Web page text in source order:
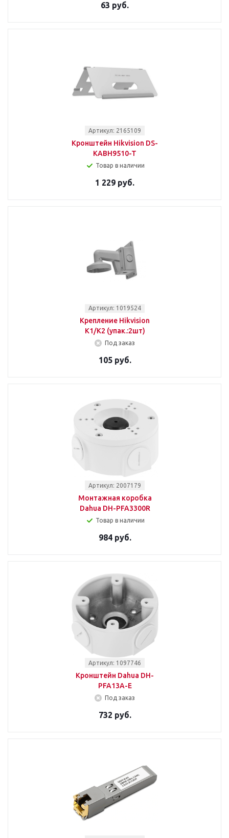
63 руб.
Артикул: 2165109
Кронштейн Hikvision DS-
KABH9510-T
Товар в наличии
1 229 руб.
Артикул: 1019524
Крепление Hikvision
K1/K2 (упак.:2шт)
Под заказ
105 руб.
Артикул: 2007179
Монтажная коробка
Dahua DH-PFA3300R
Товар в наличии
984 руб.
Артикул: 1097746
Кронштейн Dahua DH-
PFA13A-E
Под заказ
732 руб.